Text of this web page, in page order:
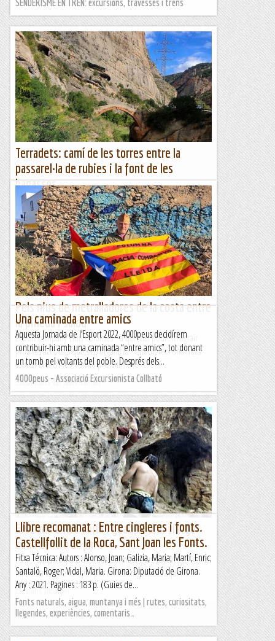
Les altres vies...
SENDERISME EN TREN: excursions, travesses i trens
Terradets: camí de les torres entre la
passarel·la de rubies i la font de les
bagasses
Hem de començar a pensar en la Diada del Camí de
muntanya d'enguany. Em sembla que el camí de les Torres
podria ser un camí prou interessant per recuperar i
difondre....
Excursions del Joan Ramon
Pels nius de metralladores de la costa entre
la pineda i salou
El bon company Lluís Colomés - a qui mai podrem agrair
prou les activitats que ens organitza - ens ofereix una nova
sortida didàctica: Excursió pels nius de...
Excursions del Joan Ramon
Una caminada entre amics
Aquesta Jornada de l’Esport 2022, 4000peus decidírem
contribuir-hi amb una caminada “entre amics”, tot donant
un tomb pel voltants del poble. Després dels...
4000peus - Associació Excursionista Collbató
Escalada entre soria i guadalajara. viatge
zona centro 3º part
Després d’uns dies descobrint sectors per Aragó (si us
interessa el que vam fer per terres aragoneses aqui ho...
Escalant pel món
Llibre recomanat : Entre cingleres i fonts.
Castellfollit de la Roca, Sant Joan les Fonts.
Fitxa Técnica: Autors : Alonso, Joan; Galizia, Maria; Martí, Enric;
Santaló, Roger; Vidal, Maria. Girona: Diputació de Girona.
Any : 2021. Pagines : 183 p. (Guies de...
Fonts naturals, aigua, muntanya i més | rutes, curiositats,
llegendes, experiències, comentaris…